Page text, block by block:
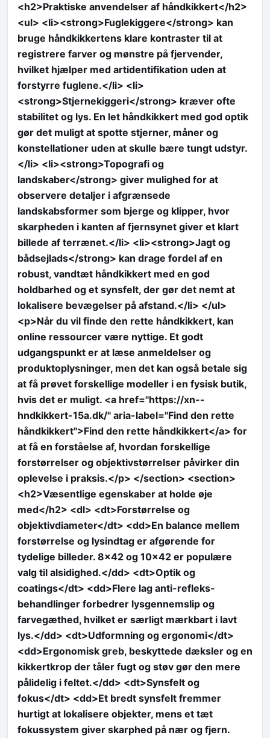
<h2>Praktiske anvendelser af håndkikkert</h2>
<ul> <li><strong>Fuglekiggere</strong> kan
bruge håndkikkertens klare kontraster til at
registrere farver og mønstre på fjervender,
hvilket hjælper med artidentifikation uden at
forstyrre fuglene.</li> <li>
<strong>Stjernekiggeri</strong> kræver ofte
stabilitet og lys. En let håndkikkert med god optik
gør det muligt at spotte stjerner, måner og
konstellationer uden at skulle bære tungt udstyr.
</li> <li><strong>Topografi og
landskaber</strong> giver mulighed for at
observere detaljer i afgrænsede
landskabsformer som bjerge og klipper, hvor
skarpheden i kanten af fjernsynet giver et klart
billede af terrænet.</li> <li><strong>Jagt og
bådsejlads</strong> kan drage fordel af en
robust, vandtæt håndkikkert med en god
holdbarhed og et synsfelt, der gør det nemt at
lokalisere bevægelser på afstand.</li> </ul>
<p>Når du vil finde den rette håndkikkert, kan
online ressourcer være nyttige. Et godt
udgangspunkt er at læse anmeldelser og
produktoplysninger, men det kan også betale sig
at få prøvet forskellige modeller i en fysisk butik,
hvis det er muligt. <a href="https://xn--
hndkikkert-15a.dk/" aria-label="Find den rette
håndkikkert">Find den rette håndkikkert</a> for
at få en forståelse af, hvordan forskellige
forstørrelser og objektivstørrelser påvirker din
oplevelse i praksis.</p> </section> <section>
<h2>Væsentlige egenskaber at holde øje
med</h2> <dl> <dt>Forstørrelse og
objektivdiameter</dt> <dd>En balance mellem
forstørrelse og lysindtag er afgørende for
tydelige billeder. 8×42 og 10×42 er populære
valg til alsidighed.</dd> <dt>Optik og
coatings</dt> <dd>Flere lag anti-refleks-
behandlinger forbedrer lysgennemslip og
farvegæthed, hvilket er særligt mærkbart i lavt
lys.</dd> <dt>Udformning og ergonomi</dt>
<dd>Ergonomisk greb, beskyttede dæksler og en
kikkertkrop der tåler fugt og støv gør den mere
pålidelig i feltet.</dd> <dt>Synsfelt og
fokus</dt> <dd>Et bredt synsfelt fremmer
hurtigt at lokalisere objekter, mens et tæt
fokussystem giver skarphed på nær og fjern.